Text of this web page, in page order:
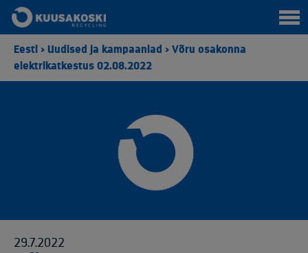
Eesti > Uudised ja kampaaniad > Võru osakonna
elektrikatkestus 02.08.2022
29.7.2022